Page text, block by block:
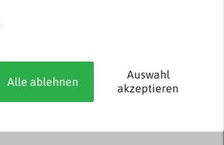
Alle ablehnen
Auswahl
akzeptieren